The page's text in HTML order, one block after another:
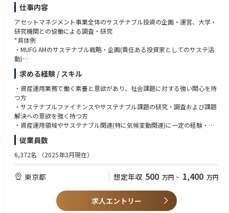
■ポジションの魅力
・代表取締役直下のポジションとして業務を推進できる
・信託・証券化・ストラクチャードファイナンス分野における高度な専門
性を身につけられる
・営業のみならず商品開発や事業開発にも関与できる
・金融機関、スポンサー、アセットマネージャー等の幅広いマーケット参
加者とのネットワークを構築できる
■同社の特徴
【主要顧客】
証券化取引、LBOファイナンス、プロジェクトファイナンス、証券リパッ
ケージ商品などを組成する国内外の金融機関や、オフィス、住宅、ホテ
ル、インフラ、データセンター、再生可能エネルギー案件など、多様なア
セットへ投資する国内外の大手アセットマネージャーを主要顧客としてい
ます。
【業務の補足】
本ポジションでは、こうした顧客およびそのアドバイザーと密接に連携し
ながら、案件の組成段階からクロージング、受託後の資産管理、プロジェ
とに異なる課題やニーズを深く理解し、社内外の専門家と協働しながら最
適な信託スキームやソリューションを提案・実現していく、提案力とプロ
仕事内容
アセットマネジメント事業全体のサステナブル投資の企画・運営、大学・
研究機関との協働による調査・研究
*具体例
・MUFG AMのサステナブル戦略・企画(責任ある投資家としてのサステ活
動)
・政策当局との対話、イニシアティブへの参画
・国内外アカデミアとのトランジション技術等共同研究
・環境・社会に関するテーマ(サステナブルテーマ)のリサーチ・対外発信
・グローバルなサステナブル動向・他社調査
・TCFD(ISSB)・TNFD等に沿ったサステ関連開示・レポーティング
・投資先企業のGHG排出量の計測・分析
(ご参考)サステナブル投資報告書(https://www.tr.mufg.jp/new_assets/hou
MUFGグループのアセットマネジメント領域における、サステナブル投資
の企画推進を担当。
資産運用業務で働く素養と意欲があり、社会課題に対する強い関心を持つ
方、サステナブルファイナンスやサステナブル課題の研究・調査への意欲
CFD等の開示・サステ報告書分析等)がある方。一定の在宅勤務など柔軟な
求める経験 / スキル
・資産運用業務で働く素養と意欲があり、社会課題に対する強い関心を持
つ方
・サステナブルファイナンスやサステナブル課題の研究・調査および課題
解決への意欲を強く持つ方
・資産運用領域やサステナブル関連(特に気候変動関連)に一定の経験・知
見のある方
・ファンドマネージャー等の資産運用の現場の経験、資産運用に関する知
見(証券アナリスト資格を保有している、等)
ラントの設計、気候関連リサーチ・レポーティング、等)
・サステナブル関連の研究等の経験(大学でエコ電力の研究をしていた、脱
炭素に関するゼミに入っていた、サステ関連の学外研究
をしていた、等)
・海外とのコミュニケーションも想定しており、一定の英語力がある方
従業員数
6,372名 （2025年3月現在）
東京都 想定年収 500 万円 ~ 1,400 万円
求人エントリー